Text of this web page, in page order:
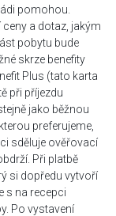
pomohou.
a dotaz, jakým
pobytu bude
skrze benefity
Plus (tato karta
při příjezdu
jako běžnou
preferujeme,
sděluje ověřovací
Při platbě
si dopředu vytvoří
s na recepci
Po vystavení